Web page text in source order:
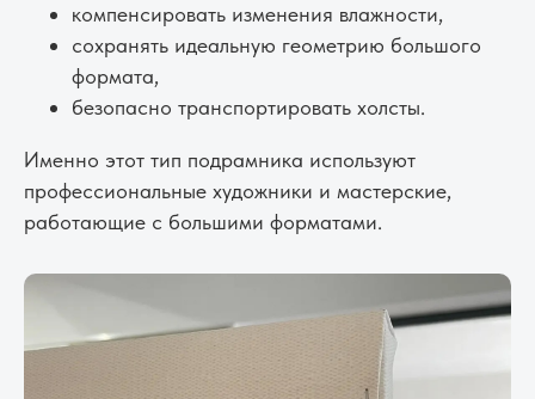
компенсировать изменения влажности,
сохранять идеальную геометрию большого
формата,
безопасно транспортировать холсты.
Именно этот тип подрамника используют
профессиональные художники и мастерские,
работающие с большими форматами.